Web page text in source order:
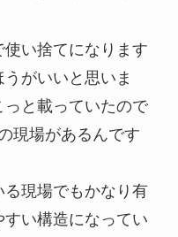
い捨てになります
がいいと思いま
と載っていたので
現場があるんです
現場でもかなり有
い構造になってい